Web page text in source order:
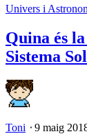
Univers i
Quina és
Sistema
Toni ⋅ 9 maig